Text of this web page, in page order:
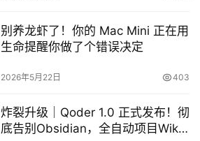
别养龙虾了！你的 Mac Mini 正在用
生命提醒你做了个错误决定
2026年5月22日 403
炸裂升级｜Qoder 1.0 正式发布！彻
底告别Obsidian，全自动项目Wiki